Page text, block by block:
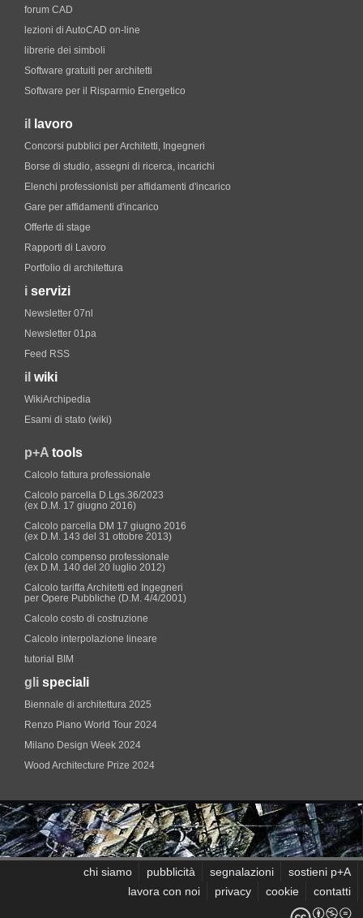
forum CAD
lezioni di AutoCAD on-line
librerie dei simboli
Software gratuiti per architetti
Software per il Risparmio Energetico
il lavoro
Concorsi pubblici per Architetti, Ingegneri
Borse di studio, assegni di ricerca, incarichi
Elenchi professionisti per affidamenti d'incarico
Gare per affidamenti d'incarico
Offerte di stage
Rapporti di Lavoro
Portfolio di architettura
i servizi
Newsletter 07nl
Newsletter 01pa
Feed RSS
il wiki
WikiArchipedia
Esami di stato (wiki)
p+A tools
Calcolo fattura professionale
Calcolo parcella D.Lgs.36/2023
(ex D.M. 17 giugno 2016)
Calcolo parcella DM 17 giugno 2016
(ex D.M. 143 del 31 ottobre 2013)
Calcolo compenso professionale
(ex D.M. 140 del 20 luglio 2012)
Calcolo tariffa Architetti ed Ingegneri
per Opere Pubbliche (D.M. 4/4/2001)
Calcolo costo di costruzione
Calcolo interpolazione lineare
tutorial BIM
gli speciali
Biennale di architettura 2025
Renzo Piano World Tour 2024
Milano Design Week 2024
Wood Architecture Prize 2024
chi siamo pubblicità segnalazioni
sostieni p+A
lavora con noi
privacy cookie contatti